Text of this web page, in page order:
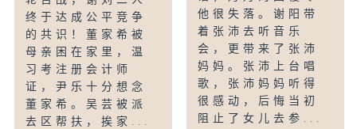
终于达成公平竞争
的共识！董家希被
母亲困在家里，温
习考注册会计师
证，尹乐十分想念
董家希。吴芸被派
去区帮扶，挨家...
他很失落。谢阳带
着张沛去听音乐
会，更带来了张沛
妈妈。张沛上台唱
歌，张沛妈妈听得
很感动，后悔当初
阻止了女儿去参...